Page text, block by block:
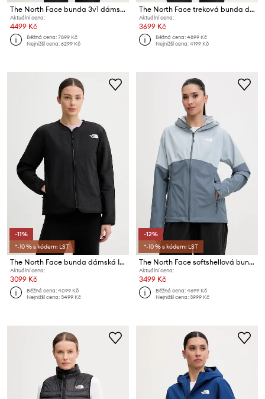
The North Face bunda 3v1 dámská TRICLIMATE
Aktuální cena:
4499 Kč
Běžná cena:7899 Kč
Nejnižší cena:6299 Kč
The North Face treková bunda dámská RIDGELITE FUTUREFLEECE
Aktuální cena:
3699 Kč
Běžná cena:4899 Kč
Nejnižší cena:4199 Kč
-11%
*-10 % s kódem: LST
The North Face bunda dámská Ilti Liner
Aktuální cena:
3099 Kč
Běžná cena:4099 Kč
Nejnižší cena:3499 Kč
-12%
*-10 % s kódem: LST
The North Face softshellová bunda dámská Diablo dynamic
Aktuální cena:
3499 Kč
Běžná cena:4699 Kč
Nejnižší cena:3999 Kč